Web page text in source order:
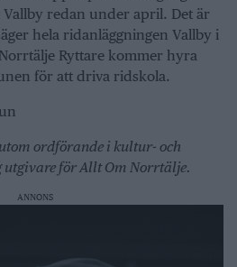
redan under april. Det är
hela ridanläggningen Vallby i
Ryttare kommer hyra
för att driva ridskola.
ordförande i kultur- och
för Allt Om Norrtälje.
ANNONS